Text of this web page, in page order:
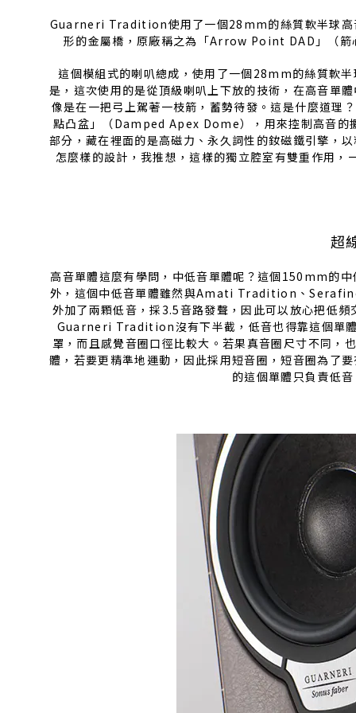
Guarneri Tradition使用了一個28mm的絲質軟半球高
形的金屬橋，原廠稱之為「Arrow Point DAD」（
這個模組式的喇叭總成，使用了一個28mm的絲質軟
是，這次使用的是從頂級喇叭上下放的技術，在高音單
像是在一把弓上駕著一枝箭，蓄勢待發。這是什麼道
點凸盆」（Damped Apex Dome），用來控制高音的
部分，藏在裡面的是高磁力、永久詞性的釹磁鐵引擎，
怎麼樣的設計，我推想，這樣的獨立腔室有雙重作用
超
高音單體這麼有學問，中低音單體呢？這個150mm的
外，這個中低音單體雖然與Amati Tradition、
外加了兩顆低音，採3.5音路發聲，因此可以放心把低
Guarneri Tradition沒有下半截，低音也得靠這個單體
罩，而且感覺音圈口徑比較大。若果真音圈尺寸不同
體，若要更精準地運動，因此採用短音圈，短音圈為了
的這個單體只負責低